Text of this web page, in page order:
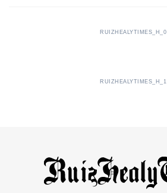
RUIZHEALYTIMES_H_0
RUIZHEALYTIMES_H_1